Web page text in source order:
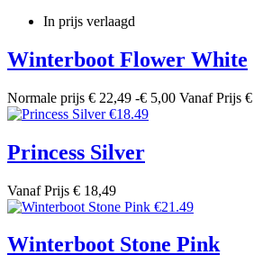
In prijs verlaagd
Winterboot Flower White
Normale prijs € 22,49 -€ 5,00 VanafPrijs
Princess Silver
VanafPrijs € 18,49
Winterboot Stone Pink